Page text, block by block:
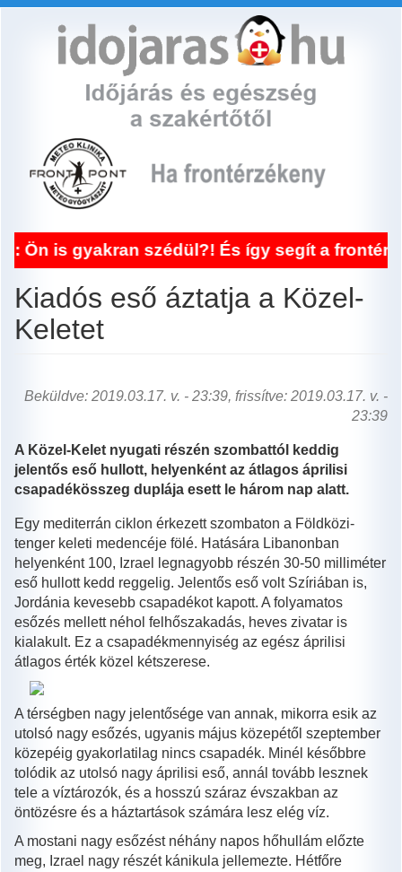
is gyakran szédül?! És így segít a
Kiadós eső áztatja a Közel-
Keletet
Beküldve: 2019.03.17. v. - 23:39, frissítve: 2019.03.17. v. -
23:39
A Közel-Kelet nyugati részén szombattól keddig
jelentős eső hullott, helyenként az átlagos áprilisi
csapadékösszeg duplája esett le három nap alatt.
Egy mediterrán ciklon érkezett szombaton a Földközi-
tenger keleti medencéje fölé. Hatására Libanonban
helyenként 100, Izrael legnagyobb részén 30-50 milliméter
eső hullott kedd reggelig. Jelentős eső volt Szíriában is,
Jordánia kevesebb csapadékot kapott. A folyamatos
esőzés mellett néhol felhőszakadás, heves zivatar is
kialakult. Ez a csapadékmennyiség az egész áprilisi
átlagos érték közel kétszerese.
A térségben nagy jelentősége van annak, mikorra esik az
utolsó nagy esőzés, ugyanis május közepétől szeptember
közepéig gyakorlatilag nincs csapadék. Minél későbbre
tolódik az utolsó nagy áprilisi eső, annál tovább lesznek
tele a víztározók, és a hosszú száraz évszakban az
öntözésre és a háztartások számára lesz elég víz.
A mostani nagy esőzést néhány napos hőhullám előzte
meg, Izrael nagy részét kánikula jellemezte. Hétfőre